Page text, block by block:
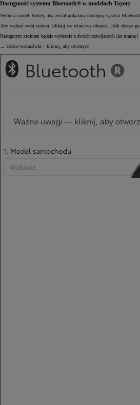
Dostępność systemu Bluetooth® w modelach Toyoty
Wybierz model Toyoty, aby został pokazany dostępny system
Aby wybrać swój system, kliknij we właściwy obrazek. Jeśli chcesz
Następnym krokiem będzie wybranie z dwóch rozwijanych list markę
→ Ważne wskazówki – kliknij, aby otworzyć